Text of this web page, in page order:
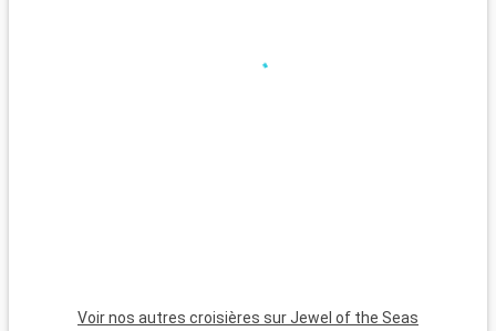
thème, dont Walt Disney World et Universal Studios, offrant
Voir nos autres croisières sur Jewel of the Seas